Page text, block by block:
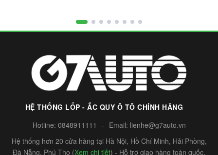
HỆ THỐNG LỐP - ẮC QUY Ô TÔ CHÍNH HÃNG
Hotline: 0848911111 - Email: lienhe@g7auto.vn
Hệ thống hơn 20 cửa hàng tại Hà Nội, Hồ Chí Minh, Hải Phòng,
Đà Nẵng, Phú Thọ (Xem chi tiết) - Hỗ trợ giao hàng toàn quốc.